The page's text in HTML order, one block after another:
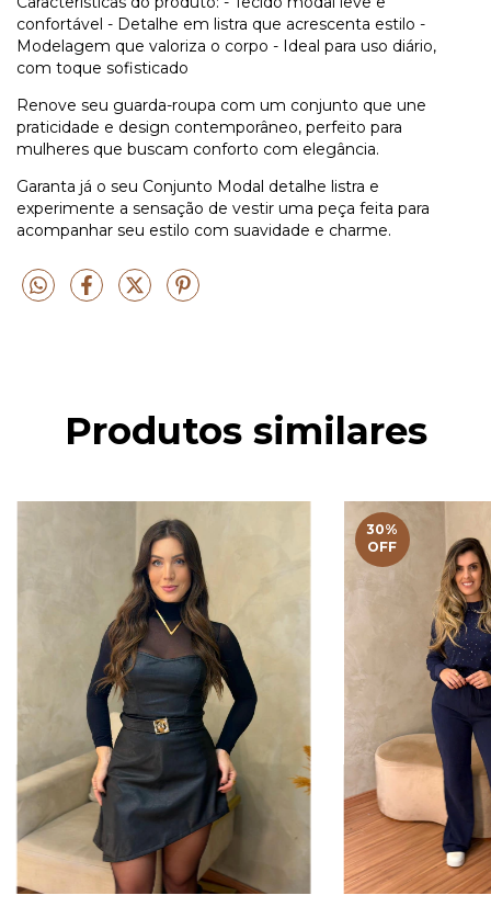
confortável - Detalhe em listra que acrescenta estilo -
Modelagem que valoriza o corpo - Ideal para uso diário,
com toque sofisticado
Renove seu guarda-roupa com um conjunto que une
praticidade e design contemporâneo, perfeito para
mulheres que buscam conforto com elegância.
Garanta já o seu Conjunto Modal detalhe listra e
experimente a sensação de vestir uma peça feita para
acompanhar seu estilo com suavidade e charme.
Produtos similares
30%
OFF